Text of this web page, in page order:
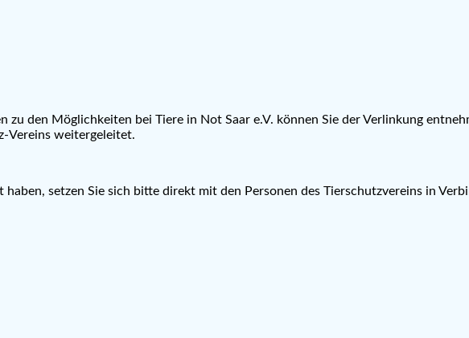
den Möglichkeiten bei Tiere in Not Saar e.V. können Sie der Verlinkung
Vereins weitergeleitet.
setzen Sie sich bitte direkt mit den Personen des Tierschutzvereins in